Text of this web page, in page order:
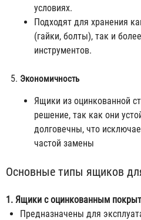
условиях.
Подходят для хранения
(гайки, болты), так и
инструментов.
Экономичность
Ящики из оцинкованной
решение, так как они
долговечны, что
частой замены
Основные типы ящиков
1. Ящики с оцинкованным
Предназначены для